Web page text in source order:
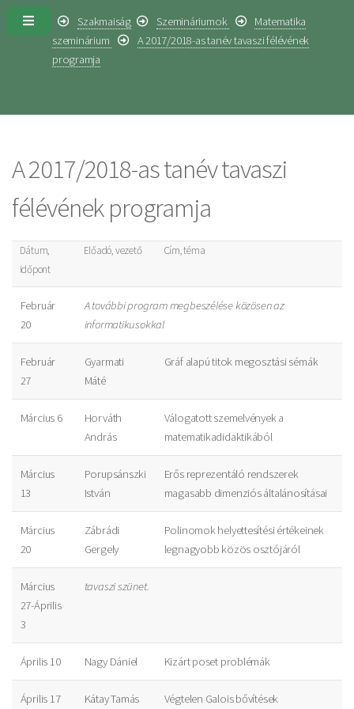
Szakmaiság Szemináriumok
Matematika
szeminárium
A 2017/2018-as tanév tavaszi félévének
programja
A 2017/2018-as tanév tavaszi
félévének programja
Dátum,
időpont
Előadó, vezető Cím, téma
Február
20
A további program megbeszélése közösen az
informatikusokkal
Február
27
Gyarmati
Máté
Gráf alapú titok megosztási sémák
Március 6
Horváth
András
Válogatott szemelvények a
matematikadidaktikából
Március
13
Porupsánszki
István
Erős reprezentáló rendszerek
magasabb dimenziós általánosításai
Március
20
Zábrádi
Gergely
Polinomok helyettesítési értékeinek
legnagyobb közös osztójáról
Március
27-Április
3
tavaszi szünet.
Április 10 Nagy Dániel Kizárt poset problémák
Április 17 Kátay Tamás Végtelen Galois bővítések